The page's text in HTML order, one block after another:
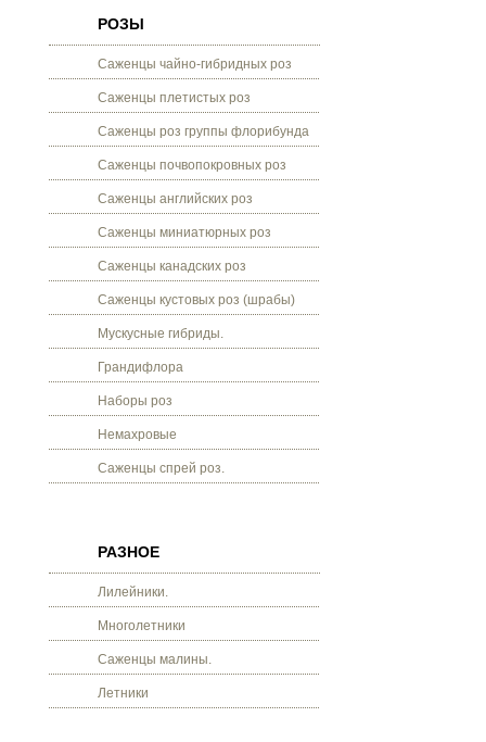
РОЗЫ
Саженцы чайно-гибридных роз
Саженцы плетистых роз
Саженцы роз группы флорибунда
Саженцы почвопокровных роз
Саженцы английских роз
Саженцы миниатюрных роз
Саженцы канадских роз
Саженцы кустовых роз (шрабы)
Мускусные гибриды.
Грандифлора
Наборы роз
Немахровые
Саженцы спрей роз.
РАЗНОЕ
Лилейники.
Многолетники
Саженцы малины.
Летники